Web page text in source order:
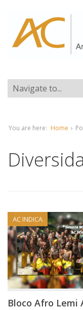
You are here: Home ›
AC INDICA
Bloco Afro Lemi